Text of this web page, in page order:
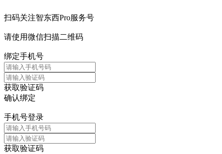
扫码关注智东西Pro服务号
请使用微信扫描二维码
绑定手机号
获取验证码
确认绑定
手机号登录
获取验证码